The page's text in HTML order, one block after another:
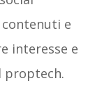
e
interesse e
proptech.